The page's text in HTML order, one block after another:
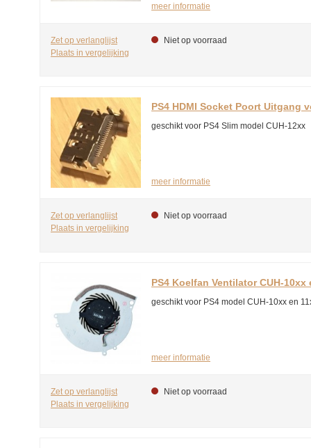
meer informatie
Zet op verlanglijst
Plaats in vergelijking
Niet op voorraad
PS4 HDMI Socket Poort Uitgang
geschikt voor PS4 Slim model CUH-12xx
meer informatie
Zet op verlanglijst
Plaats in vergelijking
Niet op voorraad
PS4 Koelfan Ventilator CUH-10xx
geschikt voor PS4 model CUH-10xx en
meer informatie
Zet op verlanglijst
Plaats in vergelijking
Niet op voorraad